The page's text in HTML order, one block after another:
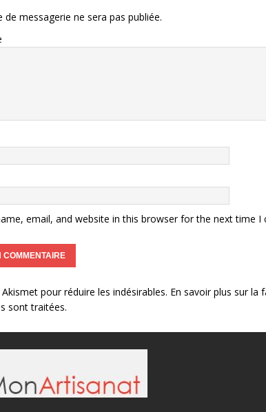
de messagerie ne sera pas publiée.
email, and website in this browser for the next time I
pour réduire les indésirables. En savoir plus sur la
sont traitées.